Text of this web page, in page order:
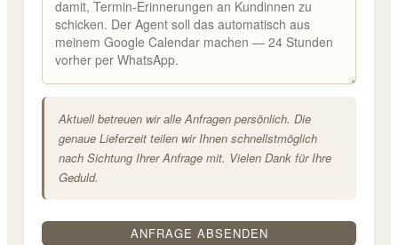
Aktuell betreuen wir alle Anfragen persönlich. Die
genaue Lieferzeit teilen wir Ihnen schnellstmöglich
nach Sichtung Ihrer Anfrage mit. Vielen Dank für Ihre
Geduld.
ANFRAGE ABSENDEN